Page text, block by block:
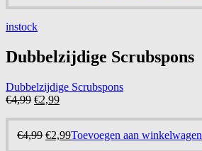
instock
Dubbelzijdige Scrubspons
Dubbelzijdige Scrubspons
€4,99 Oorspronkelijke
was:
€4,99.
€2,99Huidige
is:
€2,99.
€4,99 Oorspronkelijke
€2,99Huidige
Toevoegen aan winkelwagen